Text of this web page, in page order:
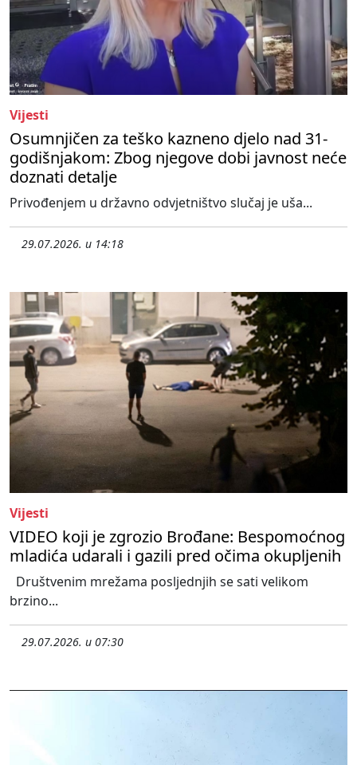
Vijesti
Osumnjičen za teško kazneno djelo nad 31-
godišnjakom: Zbog njegove dobi javnost neće
doznati detalje
Privođenjem u državno odvjetništvo slučaj je uša...
29.07.2026. u 14:18
Vijesti
VIDEO koji je zgrozio Brođane: Bespomoćnog
mladića udarali i gazili pred očima okupljenih
Društvenim mrežama posljednjih se sati velikom
brzino...
29.07.2026. u 07:30